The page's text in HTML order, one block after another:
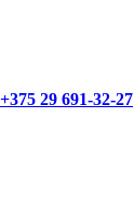
+375 29 691-32-27